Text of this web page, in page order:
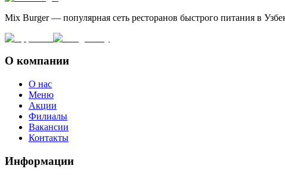
Mix Burger — популярная сеть ресторанов быстрого питания в
О компании
О нас
Меню
Акции
Филиалы
Вакансии
Контакты
Информации